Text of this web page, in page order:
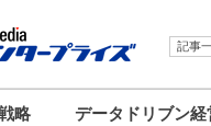
記事
略 データドリブン経